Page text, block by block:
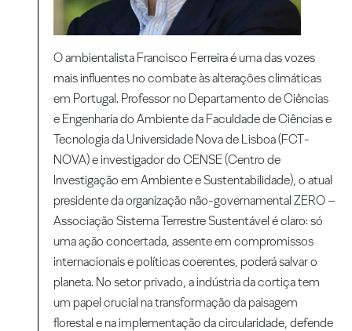
O ambientalista Francisco Ferreira é uma das vozes
mais influentes no combate às alterações climáticas
em Portugal. Professor no Departamento de Ciências
e Engenharia do Ambiente da Faculdade de Ciências e
Tecnologia da Universidade Nova de Lisboa (FCT-
NOVA) e investigador do CENSE (Centro de
Investigação em Ambiente e Sustentabilidade), o atual
presidente da organização não-governamental ZERO –
Associação Sistema Terrestre Sustentável é claro: só
uma ação concertada, assente em compromissos
internacionais e políticas coerentes, poderá salvar o
planeta. No setor privado, a indústria da cortiça tem
um papel crucial na transformação da paisagem
florestal e na implementação da circularidade, defende